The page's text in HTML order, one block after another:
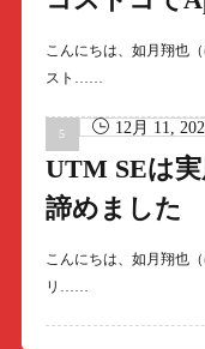
こんにちは、如月翔也
スト……
12月 11,
UTM SEは
諦めました
こんにちは、如月翔也
リ……